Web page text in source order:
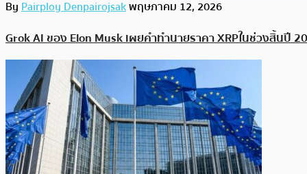
ByPairploy Denpairojsakพฤษภาคม 12, 2026
Grok AI ของ Elon Musk เผยคำทำนายราคา XRPในช่วงสิ้นปี